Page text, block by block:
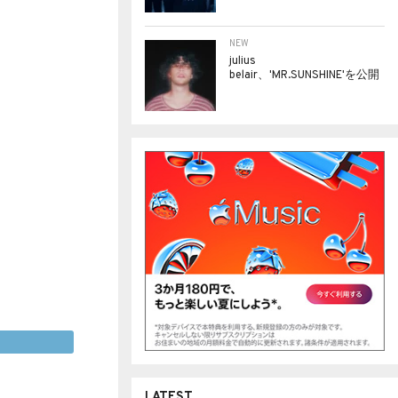
NEW
julius
belair、'MR.SUNSHINE'を公開